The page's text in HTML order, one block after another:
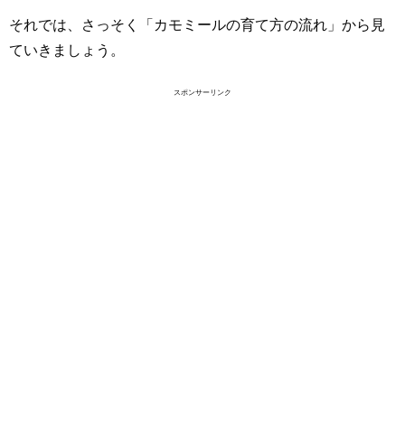
それでは、さっそく「カモミールの育て方の流れ」から見
ていきましょう。
スポンサーリンク